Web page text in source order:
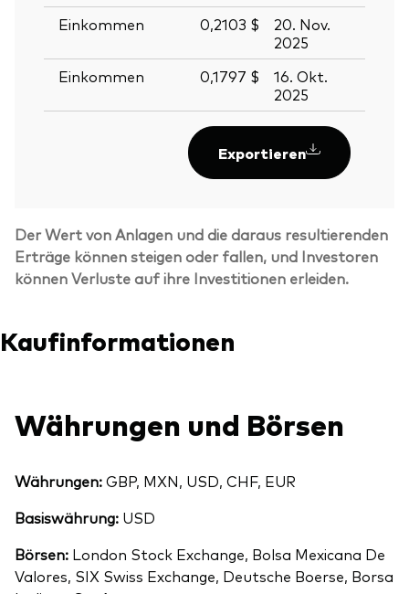
Einkommen
0,2103 $
20. Nov.
2025
Einkommen
0,1797 $
16. Okt.
2025
Exportieren
Der Wert von Anlagen und die daraus resultierenden
Erträge können steigen oder fallen, und Investoren
können Verluste auf ihre Investitionen erleiden.
Kaufinformationen
Währungen und Börsen
Währungen:GBP, MXN, USD, CHF, EUR
Basiswährung: USD
Börsen: London Stock Exchange, Bolsa Mexicana De
Valores, SIX Swiss Exchange, Deutsche Boerse, Borsa